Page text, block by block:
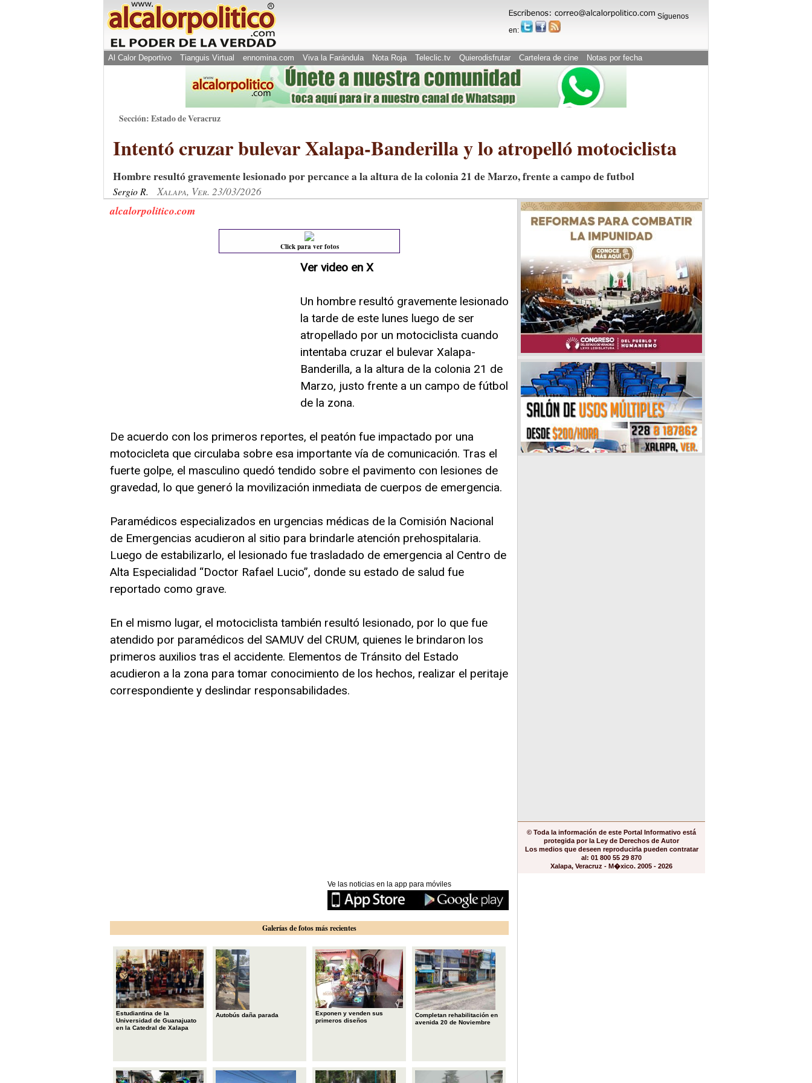
Síguenos
en:
Al Calor Deportivo Tianguis Virtual ennomina.com Viva la Farándula Nota Roja Teleclic.tv Quierodisfrutar Cartelera de cine Notas por fecha
Sección: Estado de Veracruz
Intentó cruzar bulevar Xalapa-Banderilla y lo atropelló motociclista
Hombre resultó gravemente lesionado por percance a la altura de la colonia 21 de Marzo, frente a campo de futbol
Sergio R. Xalapa, Ver. 23/03/2026
alcalorpolitico.com
Click para ver fotos
Ver video en X
Un hombre resultó gravemente lesionado
la tarde de este lunes luego de ser
atropellado por un motociclista cuando
intentaba cruzar el bulevar Xalapa-
Banderilla, a la altura de la colonia 21 de
Marzo, justo frente a un campo de fútbol
de la zona.
De acuerdo con los primeros reportes, el peatón fue impactado por una
motocicleta que circulaba sobre esa importante vía de comunicación. Tras el
fuerte golpe, el masculino quedó tendido sobre el pavimento con lesiones de
gravedad, lo que generó la movilización inmediata de cuerpos de emergencia.
Paramédicos especializados en urgencias médicas de la Comisión Nacional
de Emergencias acudieron al sitio para brindarle atención prehospitalaria.
Luego de estabilizarlo, el lesionado fue trasladado de emergencia al Centro de
Alta Especialidad “Doctor Rafael Lucio”, donde su estado de salud fue
reportado como grave.
En el mismo lugar, el motociclista también resultó lesionado, por lo que fue
atendido por paramédicos del SAMUV del CRUM, quienes le brindaron los
primeros auxilios tras el accidente. Elementos de Tránsito del Estado
acudieron a la zona para tomar conocimiento de los hechos, realizar el peritaje
correspondiente y deslindar responsabilidades.
Ve las noticias en la app para móviles
Galerías de fotos más recientes
Estudiantina de la
Universidad de Guanajuato
en la Catedral de Xalapa
Autobús daña parada
Exponen y venden sus
primeros diseños
Completan rehabilitación en
avenida 20 de Noviembre
© Toda la información de este Portal Informativo está
protegida por la Ley de Derechos de Autor
Los medios que deseen reproducirla pueden contratar
al: 01 800 55 29 870
Xalapa, Veracruz - M�xico. 2005 - 2026